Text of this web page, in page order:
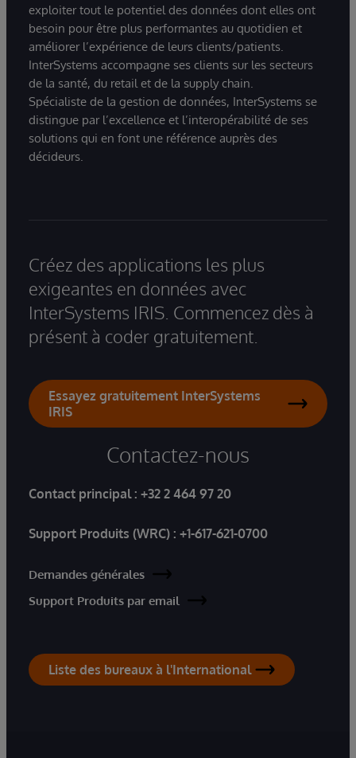
exploiter tout le potentiel des données dont elles ont
besoin pour être plus performantes au quotidien et
améliorer l’expérience de leurs clients/patients.
InterSystems accompagne ses clients sur les secteurs
de la santé, du retail et de la supply chain.
Spécialiste de la gestion de données, InterSystems se
distingue par l’excellence et l’interopérabilité de ses
solutions qui en font une référence auprès des
décideurs.
Créez des applications les plus
exigeantes en données avec
InterSystems IRIS. Commencez dès à
présent à coder gratuitement.
Essayez gratuitement InterSystems
IRIS
Contactez-nous
Contact principal : +32 2 464 97 20
Support Produits (WRC) : +1-617-621-0700
Demandes générales
Support Produits par email
Liste des bureaux à l'International